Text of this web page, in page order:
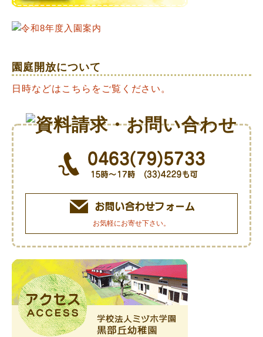
園庭開放について
日時などはこちらをご覧ください。
お気軽にお寄せ下さい。